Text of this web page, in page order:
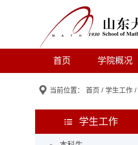
首页 学院概况
当前位置： 首页 / 学生工作 /
学生工作